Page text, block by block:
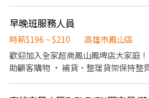
早晚班服務人員
時薪$196 ~ $210
高雄市鳳山區
歡迎加入全家超商鳳山鳳埤店大家庭！ 工作內容： • 收銀結帳並協
助顧客購物 • 補貨、整理貨架保持整